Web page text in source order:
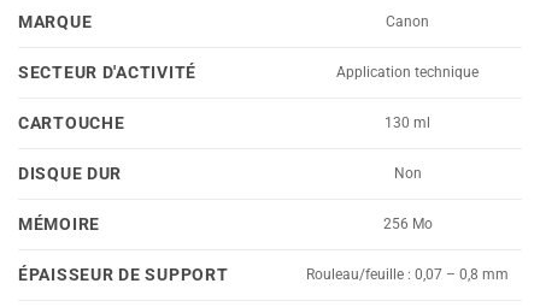
MARQUE Canon
SECTEUR D'ACTIVITÉ Application technique
CARTOUCHE 130 ml
DISQUE DUR Non
MÉMOIRE 256 Mo
ÉPAISSEUR DE SUPPORT Rouleau/feuille : 0,07 – 0,8 mm